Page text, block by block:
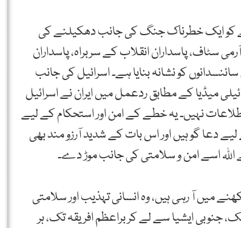
کو ایک خطرناک جنگ کی جانب دھکیلنے کی
پاسداران انقلاب کے سربراہ، پاسداران
کو نشانہ بنایا ہے۔ اسرائیل کی جانب
میڈیا کے مطابق ردعمل میں ایران نے اسرائیل
نہیں۔ یہ خطے کے امن اور استحکام کے لیے
دعا گو ہیں اور اس بات کے شدید آرزو مند بھی
اسے امن و سلامتی کی جانب موڑ دے۔
میں آ رہی ہیں، وہ انسانی تہذیب اور سلامتی
ایشیا سے لے کر براعظم افریقہ تک، ہر